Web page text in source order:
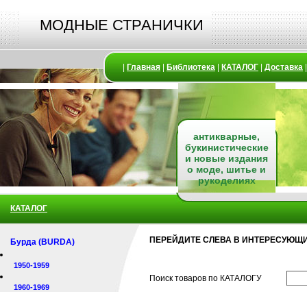
МОДНЫЕ СТРАНИЧКИ
Главная Библиотека КАТАЛОГ Доставка
антикварные,
букинистические
и новые издания
о моде, шитье и
рукоделиях
КАТАЛОГ
Бурда (BURDA)
1950-1959
1960-1969
ПЕРЕЙДИТЕ СЛЕВА В
Поиск товаров по КАТАЛОГУ